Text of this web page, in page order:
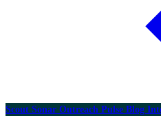
Scout Sonar Outreach Pulse Blog